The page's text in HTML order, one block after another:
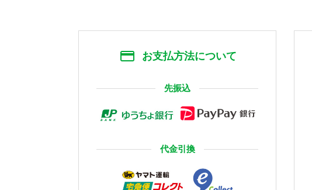
お支払方法について
先振込
代金引換